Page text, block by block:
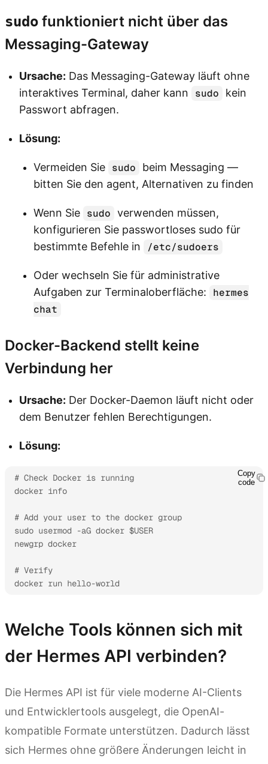
sudo funktioniert nicht über das
Messaging-Gateway
Ursache: Das Messaging-Gateway läuft ohne
interaktives Terminal, daher kann
sudo
kein
Passwort abfragen.
Lösung:
Vermeiden Sie sudo
beim Messaging —
bitten Sie den agent, Alternativen zu finden
Wenn Sie sudo verwenden müssen,
konfigurieren Sie passwortloses sudo für
bestimmte Befehle in
/etc/sudoers
Oder wechseln Sie für administrative
Aufgaben zur Terminaloberfläche:
hermes
chat
Docker-Backend stellt keine
Verbindung her
Ursache: Der Docker-Daemon läuft nicht oder
dem Benutzer fehlen Berechtigungen.
Lösung:
# Check Docker is running
docker info
# Add your user to the docker group
sudo usermod -aG docker $USER
newgrp docker
# Verify
docker run hello-world
Copy
code
Welche Tools können sich mit
der Hermes API verbinden?
Die Hermes API ist für viele moderne AI-Clients
und Entwicklertools ausgelegt, die OpenAI-
kompatible Formate unterstützen. Dadurch lässt
sich Hermes ohne größere Änderungen leicht in